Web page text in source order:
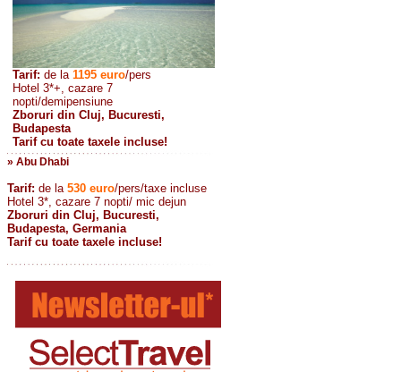
Tarif: de la 1195 euro/pers
Hotel 3*+, cazare 7
nopti/demipensiune
Zboruri din Cluj, Bucuresti,
Budapesta
Tarif cu toate taxele incluse!
» Abu Dhabi
Tarif: de la 530 euro/pers/taxe incluse
Hotel 3*, cazare 7 nopti/ mic dejun
Zboruri din Cluj, Bucuresti,
Budapesta, Germania
Tarif cu toate taxele incluse!